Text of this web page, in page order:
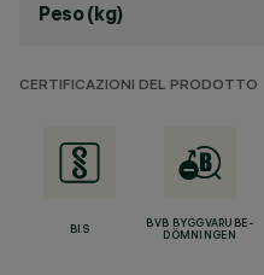
Peso (kg)
CERTIFICAZIONI DEL PRODOTTO
BIS
BVB BYGGVARUBE-
DÖMNINGEN